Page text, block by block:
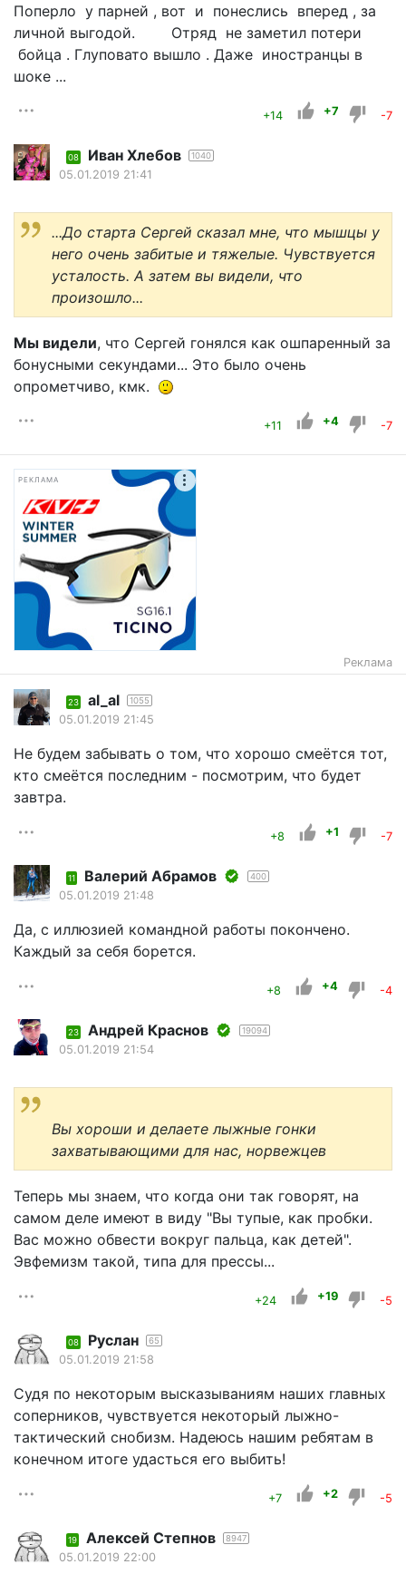
Поперло у парней , вот и понеслись вперед , за
личной выгодой. Отряд не заметил потери
бойца . Глуповато вышло . Даже иностранцы в
шоке ...
+14 +7 -7
08 Иван Хлебов 1040
05.01.2019 21:41
...До старта Сергей сказал мне, что мышцы у
него очень забитые и тяжелые. Чувствуется
усталость. А затем вы видели, что
произошло...
Мы видели, что Сергей гонялся как ошпаренный за
бонусными секундами... Это было очень
опрометчиво, кмк.
+11 +4 -7
РЕКЛАМА
Реклама
23 al_al 1055
05.01.2019 21:45
Не будем забывать о том, что хорошо смеётся тот,
кто смеётся последним - посмотрим, что будет
завтра.
+8 +1 -7
11 Валерий Абрамов 400
05.01.2019 21:48
Да, с иллюзией командной работы покончено.
Каждый за себя борется.
+8 +4 -4
23 Андрей Краснов 19094
05.01.2019 21:54
Вы хороши и делаете лыжные гонки
захватывающими для нас, норвежцев
Теперь мы знаем, что когда они так говорят, на
самом деле имеют в виду "Вы тупые, как пробки.
Вас можно обвести вокруг пальца, как детей".
Эвфемизм такой, типа для прессы...
+24 +19 -5
08 Руслан 65
05.01.2019 21:58
Судя по некоторым высказываниям наших главных
соперников, чувствуется некоторый лыжно-
тактический снобизм. Надеюсь нашим ребятам в
конечном итоге удасться его выбить!
+7 +2 -5
19 Алексей Степнов 8947
05.01.2019 22:00